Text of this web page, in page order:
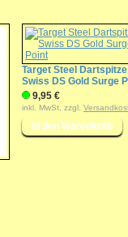
Target Steel Dartspitze
Swiss DS Gold Surge
9,95 €
inkl. MwSt, zzgl.